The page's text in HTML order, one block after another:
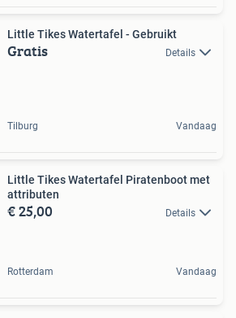
Little Tikes Watertafel - Gebruikt
Gratis Details
Tilburg Vandaag
Little Tikes Watertafel Piratenboot met
attributen
€ 25,00 Details
Rotterdam Vandaag